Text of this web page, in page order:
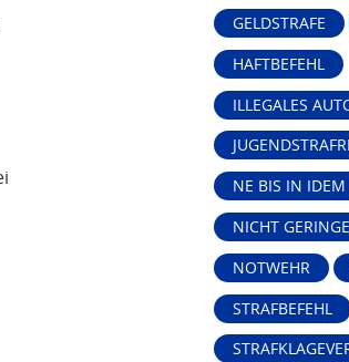
GELDSTRAFE
HAFTBEFEHL
ILLEGALES
NE BIS IN IDEM
NICHT
NOTWEHR
STRAFBEFEHL